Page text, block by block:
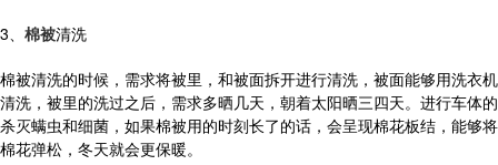
3、 棉被清洗
棉被清洗的时候，需求将被里，和被面拆开进行清洗，被面能够用洗衣机
清洗，被里的洗过之后，需求多晒几天，朝着太阳晒三四天。进行车体的
杀灭螨虫和细菌，如果棉被用的时刻长了的话，会呈现棉花板结，能够将
棉花弹松，冬天就会更保暖。